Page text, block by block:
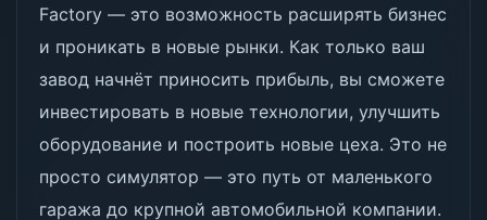
Factory — это возможность расширять бизнес
и проникать в новые рынки. Как только ваш
завод начнёт приносить прибыль, вы сможете
инвестировать в новые технологии, улучшить
оборудование и построить новые цеха. Это не
просто симулятор — это путь от маленького
гаража до крупной автомобильной компании.